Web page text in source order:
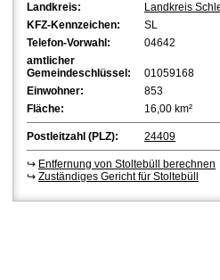
Landkreis:
Landkreis
KFZ-Kennzeichen:
SL
Telefon-Vorwahl:
04642
amtlicher
Gemeindeschlüssel:
01059168
Einwohner:
853
Fläche:
16,00 km²
Postleitzahl (PLZ): 24409
↪ Entfernung von Stoltebüll berechnen
↪ Zuständiges Gericht für Stoltebüll